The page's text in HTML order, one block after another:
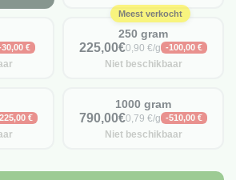
30,00 €
Meest verkocht
250 gram
225,00€0,90 €/g -100,00 €
Niet beschikbaar
€
1000 gram
790,00€0,79 €/g -510,00 €
Niet beschikbaar